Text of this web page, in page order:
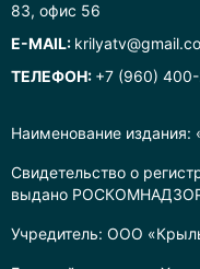
Наименование издания:
Свидетельство о
выдано
Учредитель: ООО
83, офис 56
E-MAIL:
ТЕЛЕФОН: +7 (960)